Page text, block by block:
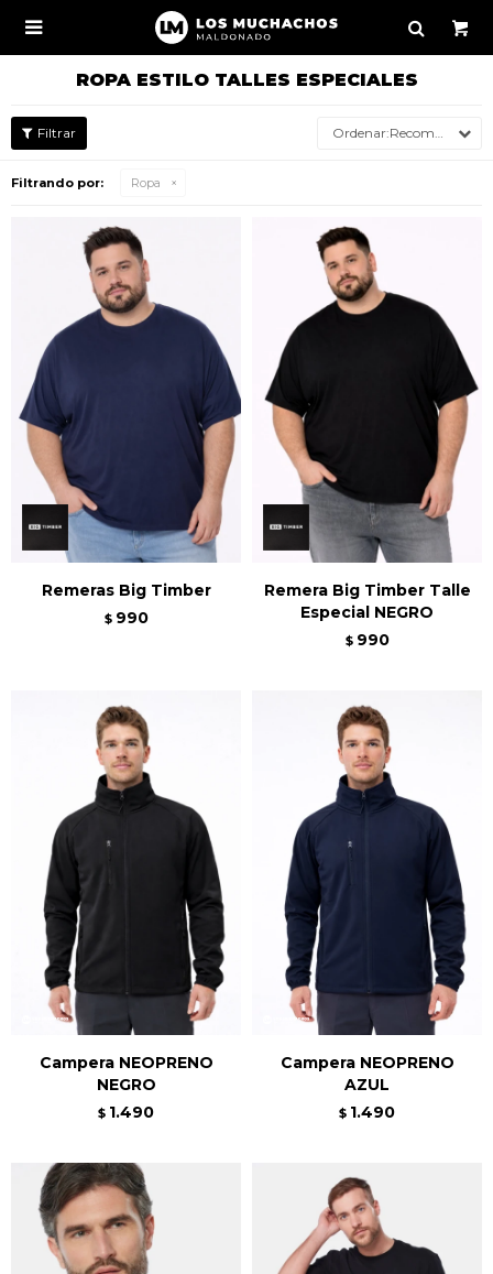

ROPA ESTILO TALLES ESPECIALES
Recomendados
Filtrando por: Ropa
Remeras Big Timber
$ 990
Remera Big Timber Talle
Especial NEGRO
$ 990
Campera NEOPRENO
NEGRO
$ 1.490
Campera NEOPRENO
AZUL
$ 1.490